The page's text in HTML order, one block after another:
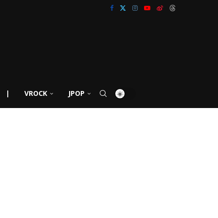
| VROCK JPOP